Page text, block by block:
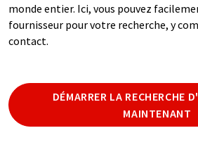
monde entier. Ici, vous pouvez
fournisseur pour votre recherche, y
contact.
DÉMARRER LA RECHERCHE
MAINTENANT